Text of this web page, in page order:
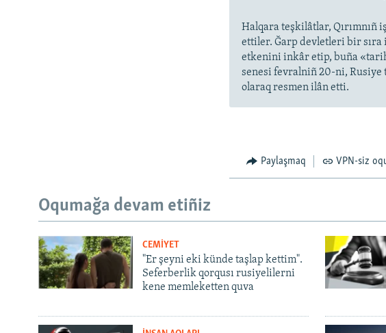
Halqara teşkilâtlar, Qırımnıñ
ettiler. Ğarp devletleri bir sıra
etkenini inkâr etip, buña
senesi fevralniñ 20-ni, Rusiye
olaraq resmen ilân etti.
Paylaşmaq VPN-siz
Oqumağa devam etiñiz
CEMİYET
"Er şeyni eki künde taşlap kettim".
Seferberlik qorqusı rusiyelilerni
kene memleketten quva